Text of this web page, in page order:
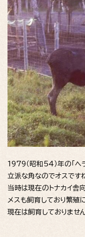
1979（昭和54）年の「ヘ
立派な角なのでオスですね
当時は現在のトナカイ舎
メスも飼育しており繁殖
現在は飼育しておりません